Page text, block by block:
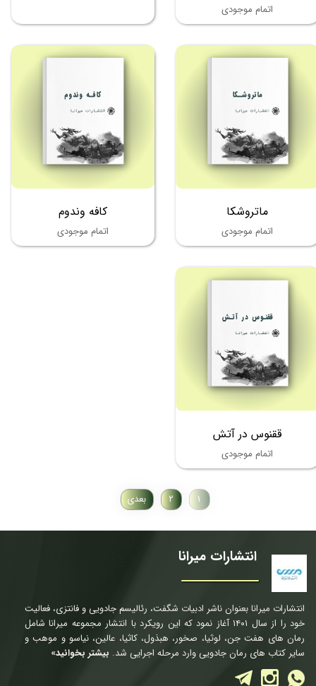
اتمام موجودی
ماتروشکا
اتمام موجودی
کافه وندوم
اتمام موجودی
ققنوس در آتش
اتمام موجودی
۱ ۲ بعدی
انتشارات میرانا
انتشارات میرانا بعنوان ناشر ادبیات شگفت، رئالیسم جادویی و فانتزی، فعالیت
خود را از سال ۱۴۰۱ آغاز نمود که این رویکرد با انتشار مجموعه میرانا شامل
رمان های هفت جن، لوثیا، صخور، هبذول، کاثیا، عالین، نیاسو و موهب و
سایر کتاب های رمان جادویی وارد مرحله اجرایی شد. بیشتر بخوانید»